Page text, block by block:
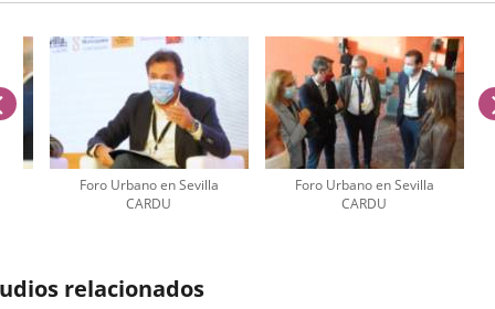
Foro Urbano en Sevilla
CARDU
Foro Urbano en Sevilla
CARDU
previus
relacionados